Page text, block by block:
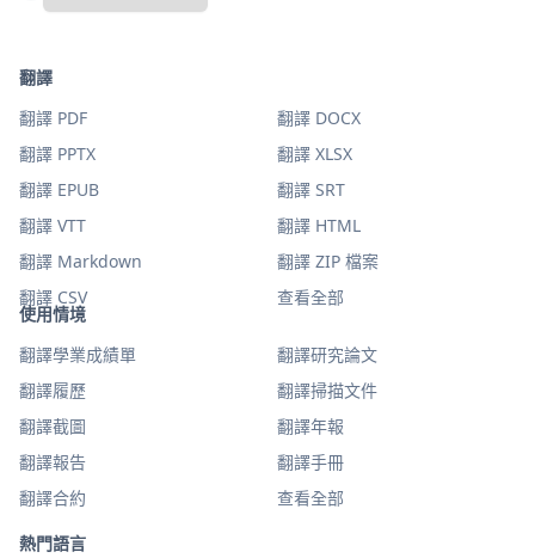
使用情境
翻譯學業成績單
翻譯研究論文
翻譯履歷
翻譯掃描文件
翻譯截圖
翻譯年報
翻譯報告
翻譯手冊
翻譯合約
查看全部
熱門語言
翻譯
翻譯 PDF
翻譯 DOCX
翻譯 PPTX
翻譯 XLSX
翻譯 EPUB
翻譯 SRT
翻譯 VTT
翻譯 HTML
翻譯 Markdown
翻譯 ZIP 檔案
翻譯 CSV
查看全部